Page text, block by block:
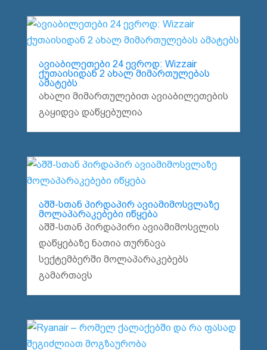
ავიაბილეთები 24 ევროდ: Wizzair
ქუთაისიდან 2 ახალ მიმართულებას
ამატებს
ახალი მიმართულებით ავიაბილეთების
გაყიდვა დაწყებულია
აშშ-სთან პირდაპირ ავიამიმოსვლაზე
მოლაპარაკებები იწყება
აშშ-სთან პირდაპირი ავიამიმოსვლის
დაწყებაზე ნათია თურნავა
სექტემბერში მოლაპარაკებებს
გამართავს